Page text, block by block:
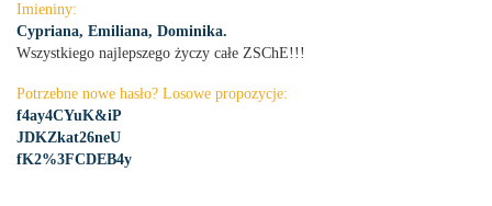
Imieniny:
Cypriana, Emiliana, Dominika.
Wszystkiego najlepszego życzy całe ZSChE!!!
Potrzebne nowe hasło? Losowe propozycje:
f4ay4CYuK&iP
JDKZkat26neU
fK2%3FCDEB4y